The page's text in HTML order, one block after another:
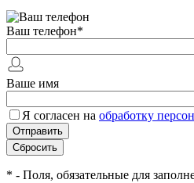
Ваш телефон*
Ваше имя
Я согласен на обработку
* - Поля, обязательные для